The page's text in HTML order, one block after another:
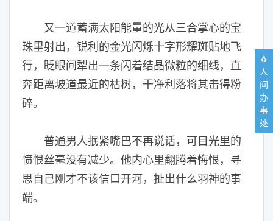
又一道蓄满太阳能量的光从三合掌心的宝
珠里射出，锐利的金光闪烁十字形耀斑贴地飞
行，眨眼间犁出一条闪着结晶微粒的细线，直
奔距离坡道最近的枯树，干净利落将其击得粉
碎。
普通男人抿紧嘴巴不再说话，可目光里的
愤恨丝毫没有减少。他内心里翻腾着悔恨，寻
思自己刚才不该信口开河，扯出什么羽神的事
端。
🐧
人
间
办
事
处